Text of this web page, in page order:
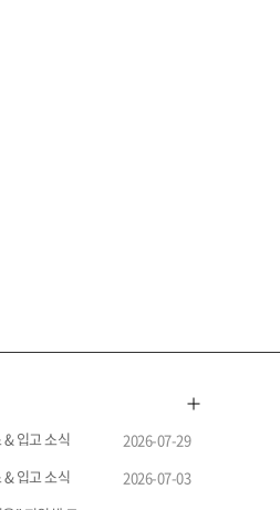
입고 소식
2026-07-29
입고 소식
2026-07-03